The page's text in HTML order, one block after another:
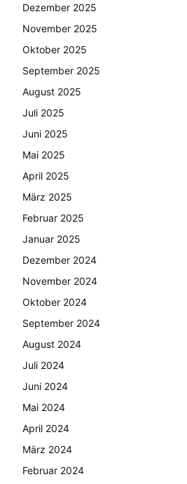
Dezember 2025
November 2025
Oktober 2025
September 2025
August 2025
Juli 2025
Juni 2025
Mai 2025
April 2025
März 2025
Februar 2025
Januar 2025
Dezember 2024
November 2024
Oktober 2024
September 2024
August 2024
Juli 2024
Juni 2024
Mai 2024
April 2024
März 2024
Februar 2024